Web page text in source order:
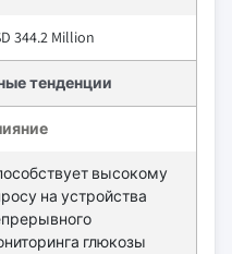
344.2 Million
тенденции
высокому
на устройства
глюкозы